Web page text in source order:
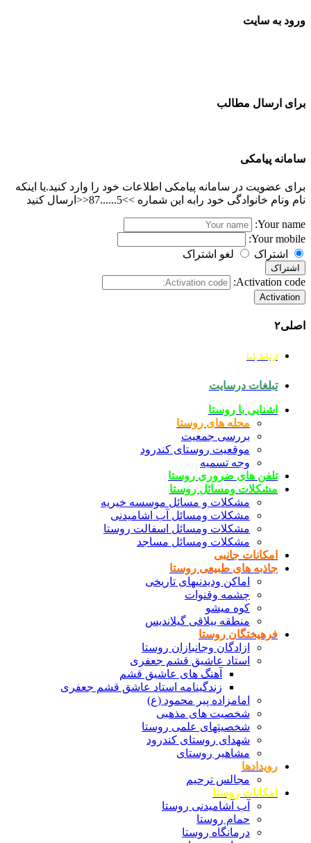
ورود به سایت
برای ارسال مطالب
سامانه پیامکی
برای عضویت در سامانه پیامکی اطلاعات خود را وارد کنید.یا اینکه
نام ونام خانوادگی خود رابه این شماره >>5......87<<ارسال کنید
Your name:
Your mobile:
اشتراک
لغو اشتراک
اشتراک
Activation code:
Activation
اصلی۲
ارتباط باما
تبلغات درسایت
اشنایی با روستا
محله های روستا
بررسی جمعیت
موقعیت روستای کندرود
وجه تسمیه
تلفن های ضروری روستا
مشکلات ومسائل روستا
مشکلات و مسائل موسسه خیریه
مشکلات ومسائل آب اشامیدنی
مشکلات ومسائل اسفالت روستا
مشکلات ومسائل مساجد
امکانات جانبی
جاذبه های طبیعی روستا
اماکن ودیدنیهای تاریخی
چشمه وقنوات
کوه میشو
منطقه ییلاقی گیلاندیس
فرهیختگان روستا
ازادگان وجانبازان روستا
استاد عاشیق قشم جعفری
آهنگ های عاشیق قشم
زندگینامه استاد عاشق قشم جعفری
امامزاده پیر محمود (ع)
شخصیت های مذهبی
شخصیتهای علمی روستا
شهدای روستای کندرود
مشاهیر روستای
رویدادها
مجالس ترحیم
امکانات روستا
آب آشامیدنی روستا
حمام روستا
درمانگاه روستا